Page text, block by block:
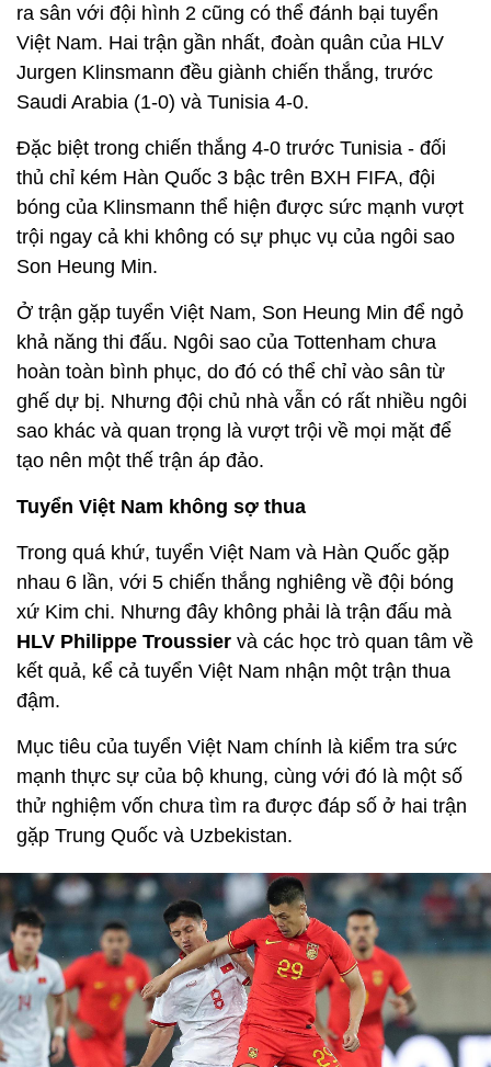
ra sân với đội hình 2 cũng có thể đánh bại tuyển
Việt Nam. Hai trận gần nhất, đoàn quân của HLV
Jurgen Klinsmann đều giành chiến thắng, trước
Saudi Arabia (1-0) và Tunisia 4-0.
Đặc biệt trong chiến thắng 4-0 trước Tunisia - đối
thủ chỉ kém Hàn Quốc 3 bậc trên BXH FIFA, đội
bóng của Klinsmann thể hiện được sức mạnh vượt
trội ngay cả khi không có sự phục vụ của ngôi sao
Son Heung Min.
Ở trận gặp tuyển Việt Nam, Son Heung Min để ngỏ
khả năng thi đấu. Ngôi sao của Tottenham chưa
hoàn toàn bình phục, do đó có thể chỉ vào sân từ
ghế dự bị. Nhưng đội chủ nhà vẫn có rất nhiều ngôi
sao khác và quan trọng là vượt trội về mọi mặt để
tạo nên một thế trận áp đảo.
Tuyển Việt Nam không sợ thua
Trong quá khứ, tuyển Việt Nam và Hàn Quốc gặp
nhau 6 lần, với 5 chiến thắng nghiêng về đội bóng
xứ Kim chi. Nhưng đây không phải là trận đấu mà
HLV Philippe Troussier và các học trò quan tâm về
kết quả, kể cả tuyển Việt Nam nhận một trận thua
đậm.
Mục tiêu của tuyển Việt Nam chính là kiểm tra sức
mạnh thực sự của bộ khung, cùng với đó là một số
thử nghiệm vốn chưa tìm ra được đáp số ở hai trận
gặp Trung Quốc và Uzbekistan.